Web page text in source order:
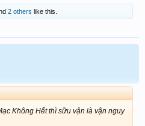
2 others like this.
Không Hết thì sữu vận là vận nguy